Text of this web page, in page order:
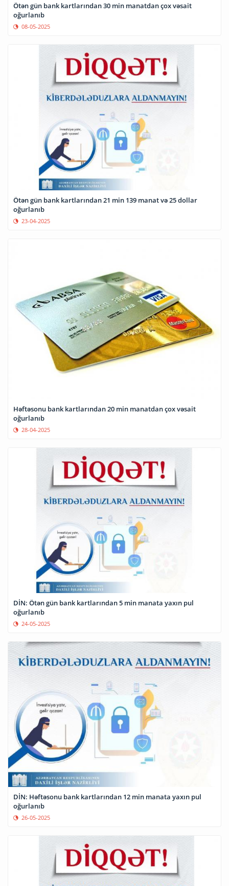
Ötən gün bank kartlarından 30 min manatdan çox vəsait
oğurlanıb
08-05-2025
Ötən gün bank kartlarından 21 min 139 manat və 25 dollar
oğurlanıb
23-04-2025
Həftəsonu bank kartlarından 20 min manatdan çox vəsait
oğurlanıb
28-04-2025
DİN: Ötən gün bank kartlarından 5 min manata yaxın pul
oğurlanıb
24-05-2025
DİN: Həftəsonu bank kartlarından 12 min manata yaxın pul
oğurlanıb
26-05-2025